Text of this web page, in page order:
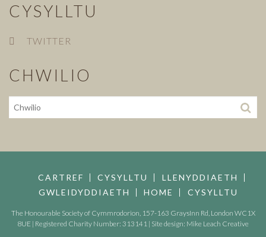
CYSYLLTU
TWITTER
CHWILIO
CARTREF CYSYLLTU
LLENYDDIAETH
GWLEIDYDDIAETH
HOME CYSYLLTU
The Honourable Society of Cymmrodorion, 157-163 GraysInn Rd, London WC1X
8UE | Registered Charity Number: 313141 | Site design: Mike Leach Creative